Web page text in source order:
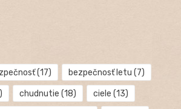
(17) bezpečnosť letu (7)
chudnutie (18) ciele (13)